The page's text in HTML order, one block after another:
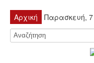
Αρχική Παρασκευή, 7